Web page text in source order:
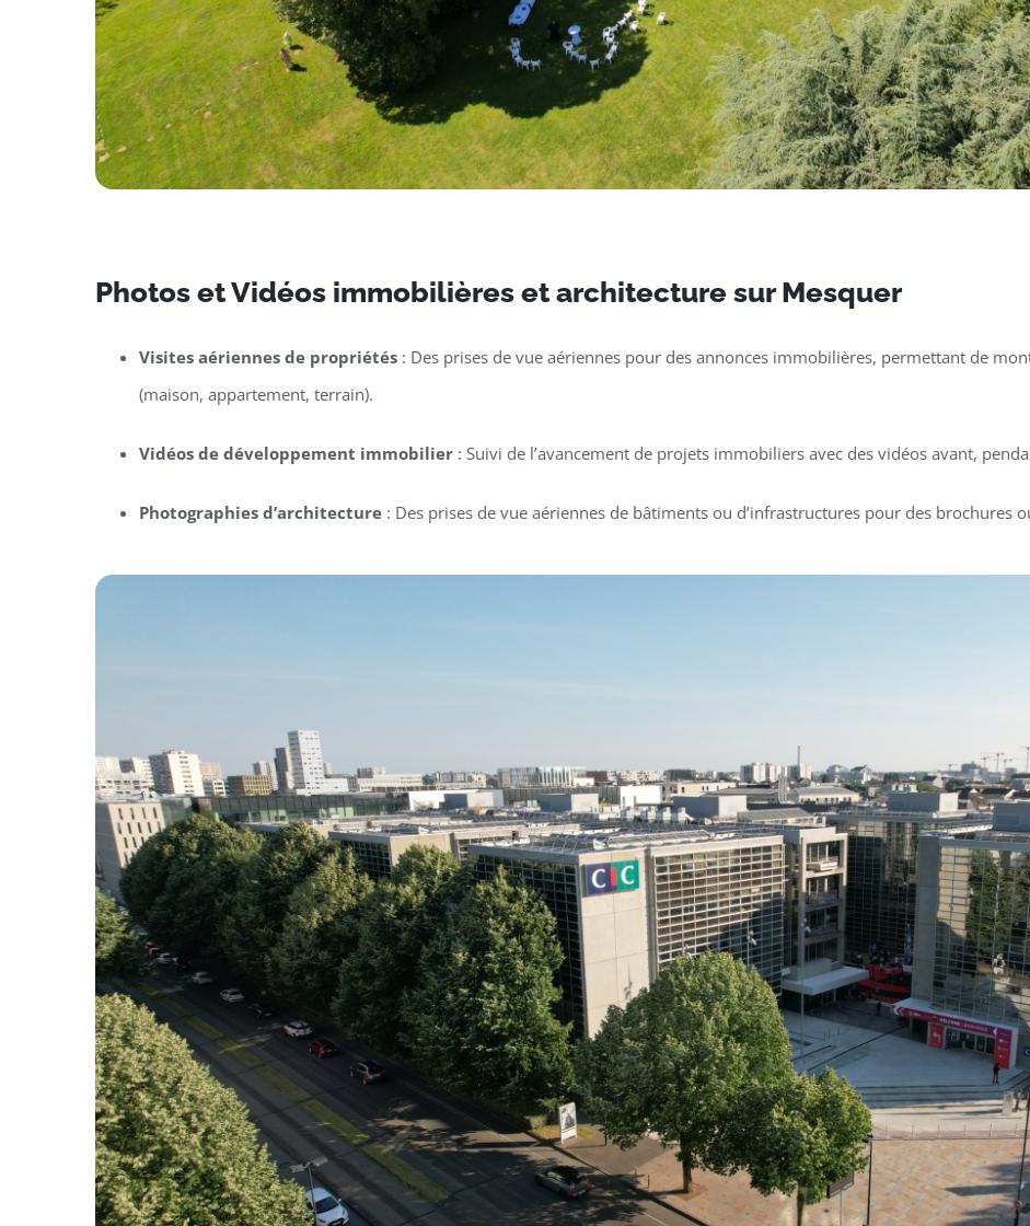
Photos et Vidéos immobilières et architecture sur Mesquer
Visites aériennes de propriétés: Des prises de vue aériennes pour des annonces immobilières, permettant de
(maison, appartement, terrain).
Vidéos de développement immobilier: Suivi de l’avancement de projets immobiliers avec des vidéos avant,
Photographies d’architecture: Des prises de vue aériennes de bâtiments ou d’infrastructures pour des brochures